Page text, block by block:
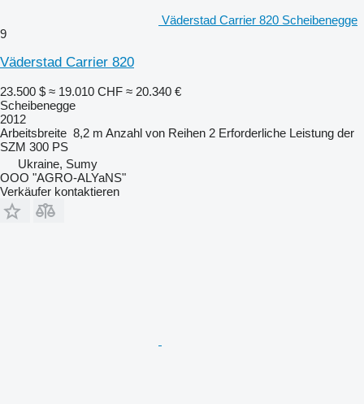
Väderstad Carrier 820 Scheibenegge
9
Väderstad Carrier 820
23.500 $ ≈ 19.010 CHF ≈ 20.340 €
Scheibenegge
2012
Arbeitsbreite 8,2 m Anzahl von Reihen 2 Erforderliche Leistung der
SZM 300 PS
Ukraine, Sumy
OOO "AGRO-ALYaNS"
Verkäufer kontaktieren